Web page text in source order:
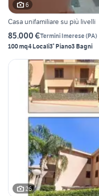
6
Casa unifamiliare su più livelli
85.000 €Termini Imerese(PA)
100 mq4 Locali3° Piano3 Bagni
26